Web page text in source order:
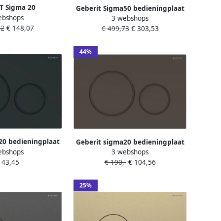
Sigma 20
DF
tbv
€ 148,07
Geberit Sigma50 bedieningplaat
2-toets spoeling frontbediening
voor toilet 24.6x16.4cm chroom
3 webshops
€ 499,73€ 303,53
bedieningplaat
frontbediening
mat
44%
Geberit sigma20 bedieningplaat
2-toets spoeling frontbediening
voor toilet 24.6x16.4cm plaat
3 webshops
€ 190,-€ 104,56
25%